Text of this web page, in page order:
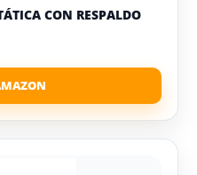
CON RESPALDO